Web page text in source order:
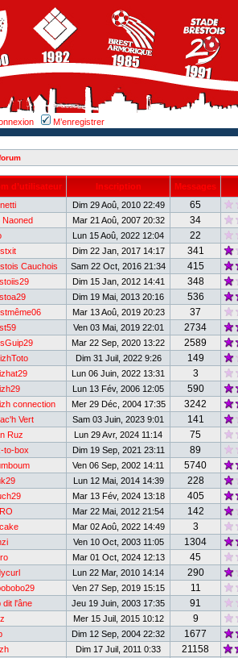
M’enregistrer
d’utilisateur Inscription Messages
Dim 29 Aoû, 2010 22:49
65
Naoned Mar 21 Aoû, 2007 20:32
34
Lun 15 Aoû, 2022 12:04
22
Dim 22 Jan, 2017 14:17
341
Cauchois Sam 22 Oct, 2016 21:34
415
Dim 15 Jan, 2012 14:41
348
Dim 19 Mai, 2013 20:16
536
Mar 13 Aoû, 2019 20:23
37
Ven 03 Mai, 2019 22:01
2734
Mar 22 Sep, 2020 13:22
2589
Dim 31 Juil, 2022 9:26
149
Lun 06 Juin, 2022 13:31
3
Lun 13 Fév, 2006 12:05
590
connection Mer 29 Déc, 2004 17:35
3242
Vert Sam 03 Juin, 2023 9:01
141
Ruz Lun 29 Avr, 2024 11:14
75
to-box Dim 19 Sep, 2021 23:11
89
Ven 06 Sep, 2002 14:11
5740
Lun 12 Mai, 2014 14:39
228
Mar 13 Fév, 2024 13:18
405
Mar 22 Mai, 2012 21:54
142
Mar 02 Aoû, 2022 14:49
3
Ven 10 Oct, 2003 11:05
1304
Mar 01 Oct, 2024 12:13
45
Lun 22 Mar, 2010 14:14
290
Ven 27 Sep, 2019 15:15
11
dit l'âne Jeu 19 Juin, 2003 17:35
91
Mer 15 Juil, 2015 10:12
9
Dim 12 Sep, 2004 22:32
1677
Dim 17 Juil, 2011 0:33
21158